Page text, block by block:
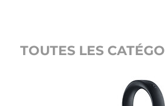
TOUTES LES